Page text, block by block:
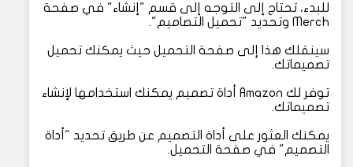
للبدء، تحتاج إلى التوجه إلى قسم "إنشاء" في صفحة
Merch وتحديد "تحميل التصاميم".
سينقلك هذا إلى صفحة التحميل حيث يمكنك تحميل
تصميماتك.
توفر لك Amazon أداة تصميم يمكنك استخدامها لإنشاء
تصميماتك.
يمكنك العثور على أداة التصميم عن طريق تحديد "أداة
التصميم" في صفحة التحميل.